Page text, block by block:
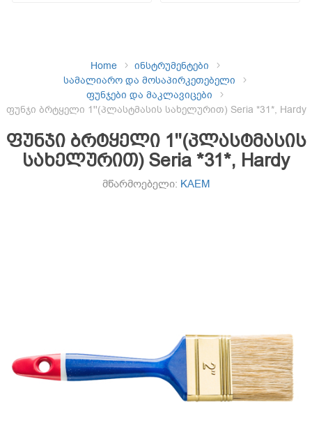
Home
ინსტრუმენტები
სამალიარო და მოსაპირკეთებელი
ფუნჯები და მაკლავიცები
ფუნჯი ბრტყელი 1''(პლასტმასის სახელურით) Seria *31*, Hardy
ფუნჯი ბრტყელი 1''(პლასტმასის
სახელურით) Seria *31*, Hardy
მწარმოებელი: KAEM